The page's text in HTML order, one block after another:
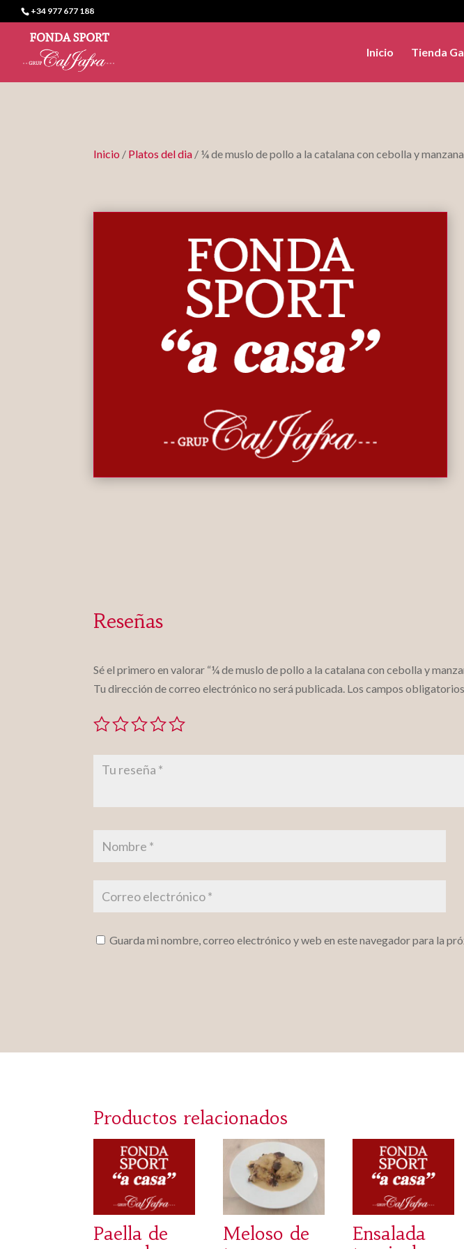
+34 977 677 188
Inicio Tienda
Inicio / Platos del dia / ¼ de muslo de pollo a la catalana con cebolla y manzana
Reseñas
Sé el primero en valorar “¼ de muslo de pollo a la catalana con cebolla y
Tu dirección de correo electrónico no será publicada. Los campos
Guarda mi nombre, correo electrónico y web en este navegador para la
Productos relacionados
Paella de
Meloso de
Ensalada